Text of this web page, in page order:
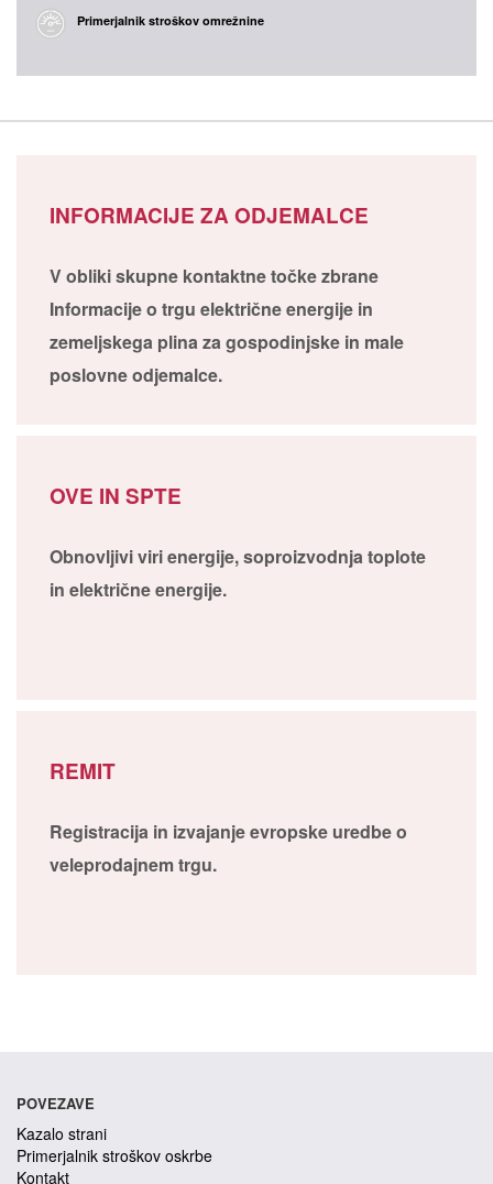
Primerjalnik stroškov omrežnine
INFORMACIJE ZA ODJEMALCE
V obliki skupne kontaktne točke zbrane
Informacije o trgu električne energije in
zemeljskega plina za gospodinjske in male
poslovne odjemalce.
OVE IN SPTE
Obnovljivi viri energije, soproizvodnja toplote
in električne energije.
REMIT
Registracija in izvajanje evropske uredbe o
veleprodajnem trgu.
POVEZAVE
Kazalo strani
Primerjalnik stroškov oskrbe
Kontakt